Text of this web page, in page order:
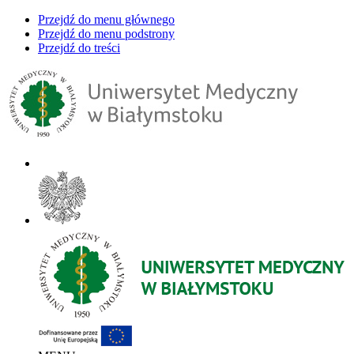
Przejdź do menu głównego
Przejdź do menu podstrony
Przejdź do treści